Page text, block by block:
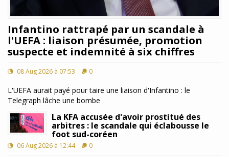
Infantino rattrapé par un scandale à
l'UEFA : liaison présumée, promotion
suspecte et indemnité à six chiffres
08 Aug 2026 à 07:53 0
L'UEFA aurait payé pour taire une liaison d'Infantino : le
Telegraph lâche une bombe
La KFA accusée d'avoir prostitué des
arbitres : le scandale qui éclabousse le
foot sud-coréen
06 Aug 2026 à 12:44 0